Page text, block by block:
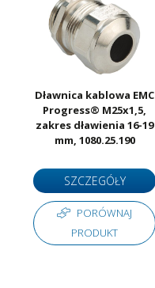
Dławnica kablowa EMC
Progress® M25x1,5,
zakres dławienia 16-19
mm, 1080.25.190
SZCZEGÓŁY
PORÓWNAJ
PRODUKT